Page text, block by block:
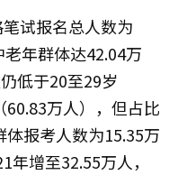
试报名总人数为
年群体达42.04万
低于20至29岁
60.83万人），但占比
报考人数为15.35万
增至32.55万人，